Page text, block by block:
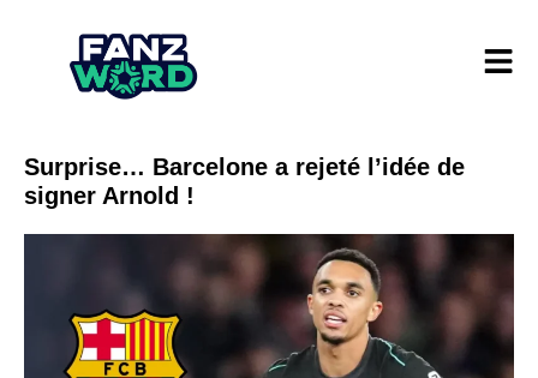
Surprise… Barcelone a rejeté l’idée de
signer Arnold !